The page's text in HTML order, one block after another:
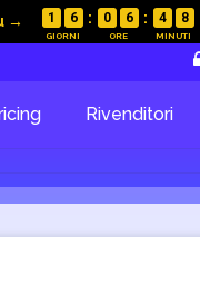
→ 1 6 0 6 4 8
Rivenditori